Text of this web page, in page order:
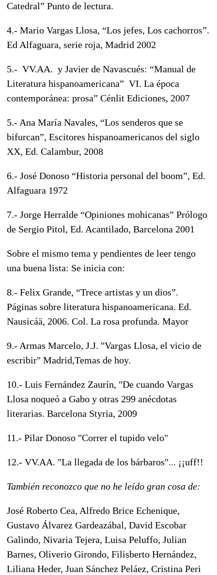
Catedral” Punto de lectura.
4.- Mario Vargas Llosa, “Los jefes, Los cachorros”.
Ed Alfaguara, serie roja, Madrid 2002
5.- VV.AA. y Javier de Navascués: “Manual de
Literatura hispanoamericana” VI. La época
contemporánea: prosa” Cénlit Ediciones, 2007
5.- Ana María Navales, “Los senderos que se
bifurcan”, Escitores hispanoamericanos del siglo
XX, Ed. Calambur, 2008
6.- José Donoso “Historia personal del boom”, Ed.
Alfaguara 1972
7.- Jorge Herralde “Opiniones mohicanas” Prólogo
de Sergio Pitol, Ed. Acantilado, Barcelona 2001
Sobre el mismo tema y pendientes de leer tengo
una buena lista: Se inicia con:
8.- Felix Grande, “Trece artistas y un dios”.
Páginas sobre literatura hispanoamericana. Ed.
Nausicáä, 2006. Col. La rosa profunda. Mayor
9.- Armas Marcelo, J.J. "Vargas Llosa, el vicio de
escribir" Madrid,Temas de hoy.
10.- Luis Fernández Zaurín, "De cuando Vargas
Llosa noqueó a Gabo y otras 299 anécdotas
literarias. Barcelona Styria, 2009
11.- Pilar Donoso "Correr el tupido velo"
12.- VV.AA. "La llegada de los bárbaros"... ¡¡uff!!
También reconozco que no he leído gran cosa de:
José Roberto Cea, Alfredo Brice Echenique,
Gustavo Álvarez Gardeazábal, David Escobar
Galindo, Nivaria Tejera, Luisa Peluffo, Julian
Barnes, Oliverio Girondo, Filisberto Hernández,
Liliana Heder, Juan Sánchez Peláez, Cristina Peri